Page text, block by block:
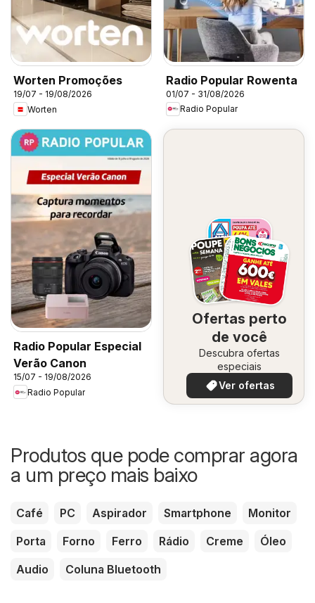
Worten Promoções
19/07 - 19/08/2026
Worten
Radio Popular Rowenta
01/07 - 31/08/2026
Radio Popular
Radio Popular Especial
Verão Canon
15/07 - 19/08/2026
Radio Popular
Ofertas perto
de você
Descubra ofertas
especiais
Ver ofertas
Produtos que pode comprar agora
a um preço mais baixo
Café PC Aspirador Smartphone
Monitor
Porta
Forno Ferro Rádio Creme
Óleo
Audio
Coluna Bluetooth